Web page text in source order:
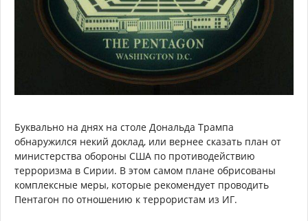
Буквально на днях на столе Дональда Трампа
обнаружился некий доклад, или вернее сказать план от
министерства обороны США по противодействию
терроризма в Сирии. В этом самом плане обрисованы
комплексные меры, которые рекомендует проводить
Пентагон по отношению к террористам из ИГ.